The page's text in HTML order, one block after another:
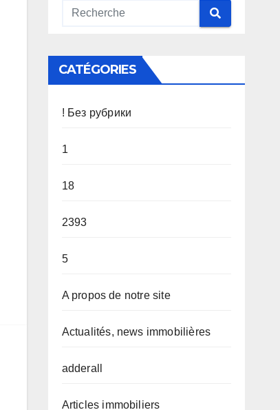
CATÉGORIES
! Без рубрики
1
18
2393
5
A propos de notre site
Actualités, news immobilières
adderall
Articles immobiliers